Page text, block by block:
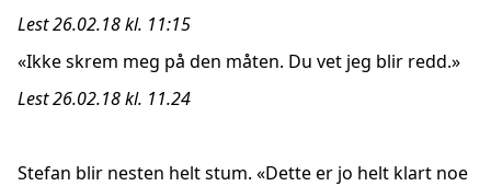
Lest 26.02.18 kl. 11:15
«Ikke skrem meg på den måten. Du vet jeg blir redd.»
Lest 26.02.18 kl. 11.24
Stefan blir nesten helt stum. «Dette er jo helt klart noe